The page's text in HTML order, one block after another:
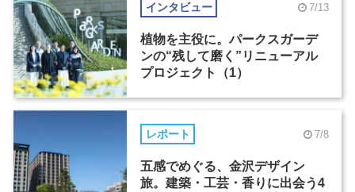
インタビュー 7/13
植物を主役に。パークスガーデ
ンの“残して磨く”リニューアル
プロジェクト（1）
レポート 7/8
五感でめぐる、金沢デザイン
旅。建築・工芸・香りに出会う4